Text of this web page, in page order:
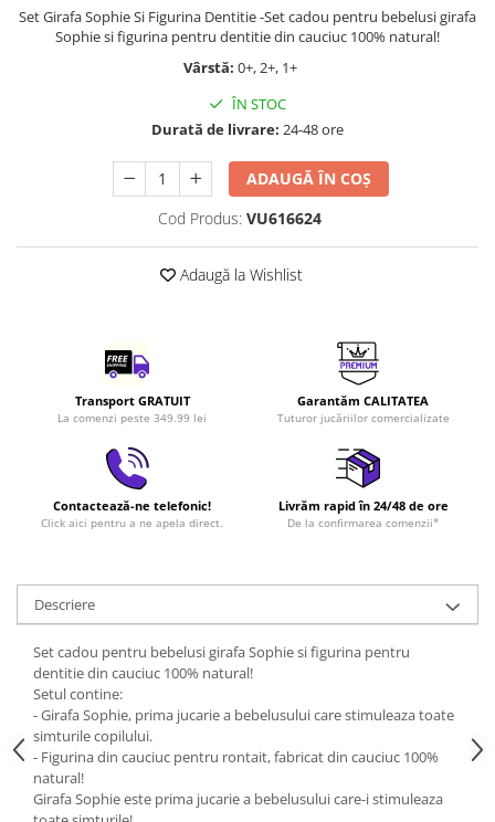
LEGO Art
LEGO Speed Champions
Set Girafa Sophie Si Figurina Dentitie -Set cadou pentru bebelusi girafa
Sophie si figurina pentru dentitie din cauciuc 100% natural!
Vârstă: 0+, 2+, 1+
ÎN STOC
Durată de livrare: 24-48 ore
ADAUGĂ ÎN COȘ
Cod Produs: VU616624
Adaugă la Wishlist
Transport GRATUIT
La comenzi peste 349.99 lei
Garantăm CALITATEA
Tuturor jucăriilor comercializate
Contactează-ne telefonic!
Click aici pentru a ne apela direct.
Livrăm rapid în 24/48 de ore
De la confirmarea comenzii*
Descriere
Set cadou pentru bebelusi girafa Sophie si figurina pentru
dentitie din cauciuc 100% natural!
Setul contine:
- Girafa Sophie, prima jucarie a bebelusului care stimuleaza toate
simturile copilului.
- Figurina din cauciuc pentru rontait, fabricat din cauciuc 100%
natural!
Girafa Sophie este prima jucarie a bebelusului care-i stimuleaza